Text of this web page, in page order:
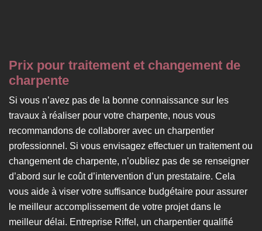
Prix pour traitement et changement de
charpente
Si vous n’avez pas de la bonne connaissance sur les
travaux à réaliser pour votre charpente, nous vous
recommandons de collaborer avec un charpentier
professionnel. Si vous envisagez effectuer un traitement ou
changement de charpente, n’oubliez pas de se renseigner
d’abord sur le coût d’intervention d’un prestataire. Cela
vous aide à viser votre suffisance budgétaire pour assurer
le meilleur accomplissement de votre projet dans le
meilleur délai. Entreprise Riffel, un charpentier qualifié